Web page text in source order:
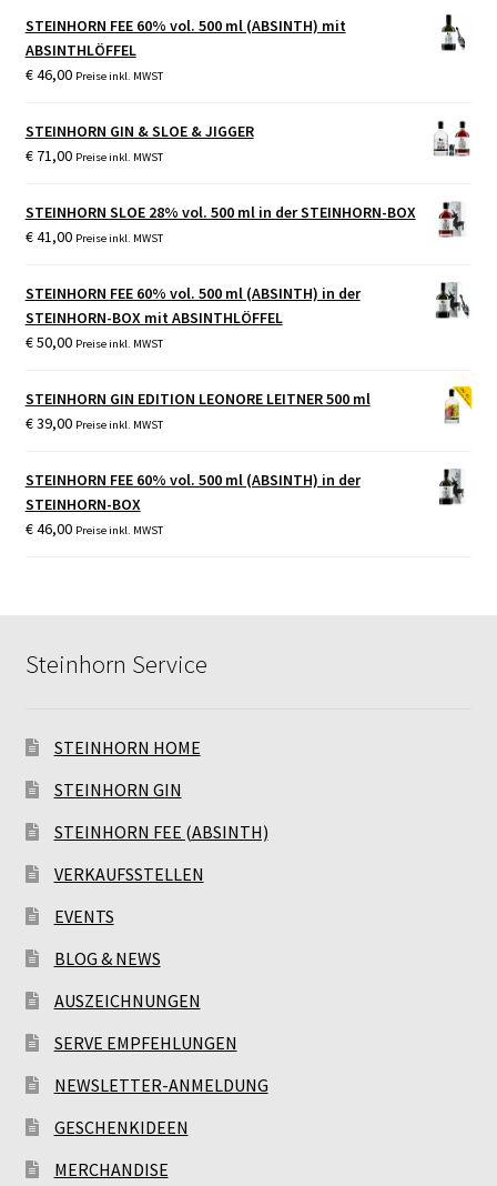
STEINHORN FEE 60% vol. 500 ml (ABSINTH) mit
ABSINTHLÖFFEL
€46,00 Preise inkl. MWST
STEINHORN GIN & SLOE & JIGGER
€71,00 Preise inkl. MWST
STEINHORN SLOE 28% vol. 500 ml in der STEINHORN-BOX
€41,00 Preise inkl. MWST
STEINHORN FEE 60% vol. 500 ml (ABSINTH) in der
STEINHORN-BOX mit ABSINTHLÖFFEL
€50,00 Preise inkl. MWST
STEINHORN GIN EDITION LEONORE LEITNER 500 ml
€39,00 Preise inkl. MWST
STEINHORN FEE 60% vol. 500 ml (ABSINTH) in der
STEINHORN-BOX
€46,00 Preise inkl. MWST
Steinhorn Service
STEINHORN HOME
STEINHORN GIN
STEINHORN FEE (ABSINTH)
VERKAUFSSTELLEN
EVENTS
BLOG & NEWS
AUSZEICHNUNGEN
SERVE EMPFEHLUNGEN
NEWSLETTER-ANMELDUNG
GESCHENKIDEEN
MERCHANDISE